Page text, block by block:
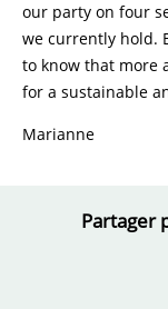
our party on four
we currently hold.
to know that more
for a sustainable
Marianne
Partager